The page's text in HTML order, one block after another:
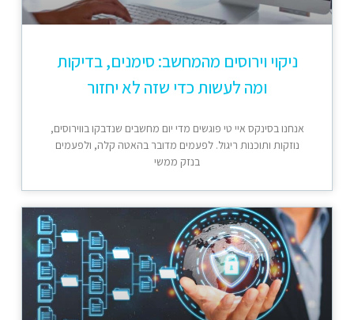
ניקוי וירוסים מהמחשב: סימנים, בדיקות
ומה לעשות כדי שזה לא יחזור
אנחנו בסינקס איי טי פוגשים מדי יום מחשבים שנדבקו בווירוסים,
נוזקות ותוכנות ריגול. לפעמים מדובר בהאטה קלה, ולפעמים
בנזק ממשי